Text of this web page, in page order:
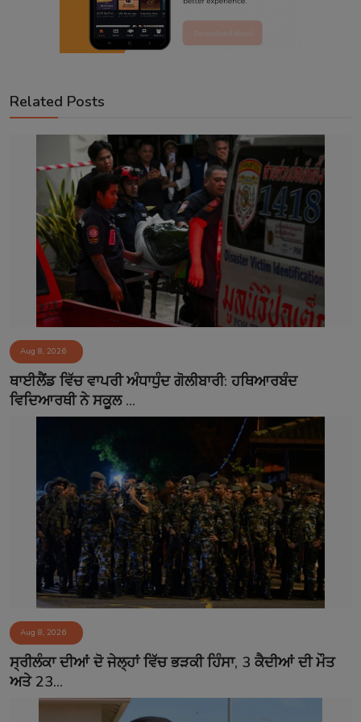
Related Posts
Aug 8, 2026
ਥਾਈਲੈਂਡ ਵਿੱਚ ਵਾਪਰੀ ਅੰਧਾਧੁੰਦ ਗੋਲੀਬਾਰੀ: ਹਥਿਆਰਬੰਦ
ਵਿਦਿਆਰਥੀ ਨੇ ਸਕੂਲ ...
Aug 8, 2026
ਸ੍ਰੀਲੰਕਾ ਦੀਆਂ ਦੋ ਜੇਲ੍ਹਾਂ ਵਿੱਚ ਭੜਕੀ ਹਿੰਸਾ, 3 ਕੈਦੀਆਂ ਦੀ ਮੌਤ
ਅਤੇ 23...